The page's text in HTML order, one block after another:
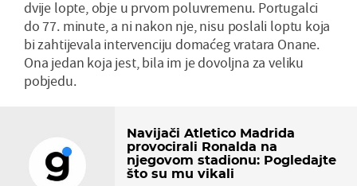
dvije lopte, obje u prvom poluvremenu. Portugalci
do 77. minute, a ni nakon nje, nisu poslali loptu koja
bi zahtijevala intervenciju domaćeg vratara Onane.
Ona jedan koja jest, bila im je dovoljna za veliku
pobjedu.
Navijači Atletico Madrida
provocirali Ronalda na
njegovom stadionu: Pogledajte
što su mu vikali